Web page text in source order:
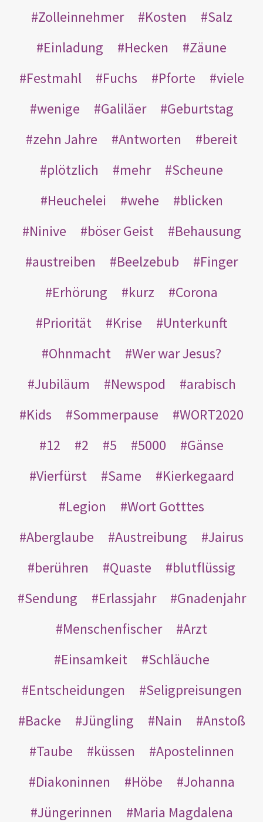
Zolleinnehmer Kosten
Salz
Einladung
Hecken
Zäune
Festmahl
Fuchs Pforte
viele
wenige
Galiläer
Geburtstag
zehn Jahre
Antworten
bereit
plötzlich
mehr
Scheune
Heuchelei
wehe
blicken
Ninive
böser Geist
Behausung
austreiben
Beelzebub
Finger
Erhörung
kurz
Corona
Priorität
Krise
Unterkunft
Ohnmacht
Wer war Jesus?
Jubiläum
Newspod
arabisch
Kids
Sommerpause
WORT2020
12
2 5 5000
Gänse
Vierfürst
Same
Kierkegaard
Legion
Wort Gotttes
Aberglaube
Austreibung
Jairus
berühren
Quaste
blutflüssig
Sendung
Erlassjahr
Gnadenjahr
Menschenfischer
Arzt
Einsamkeit
Schläuche
Entscheidungen
Seligpreisungen
Backe
Jüngling Nain
Anstoß
Taube
küssen
Apostelinnen
Diakoninnen
Höbe
Johanna
Jüngerinnen
Maria Magdalena